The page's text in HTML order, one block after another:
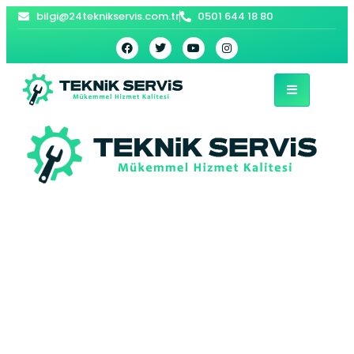
bilgi@24teknikservis.com.tr 0501 644 18 80